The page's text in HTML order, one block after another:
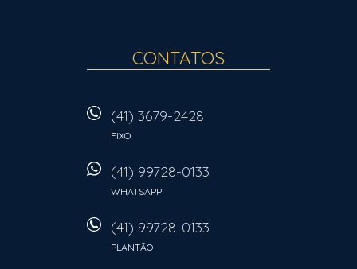
CONTATOS
(41) 3679-2428
FIXO
(41) 99728-0133
WHATSAPP
(41) 99728-0133
PLANTÃO